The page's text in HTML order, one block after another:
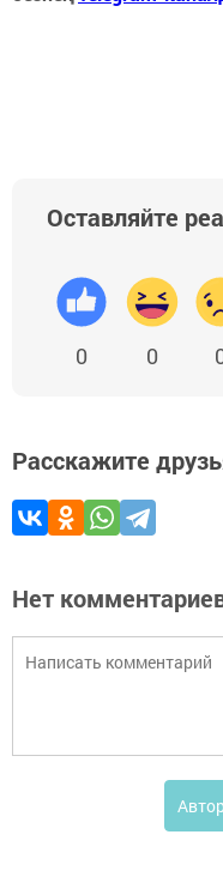
Оставляйте
0 0
Расскажите
Нет